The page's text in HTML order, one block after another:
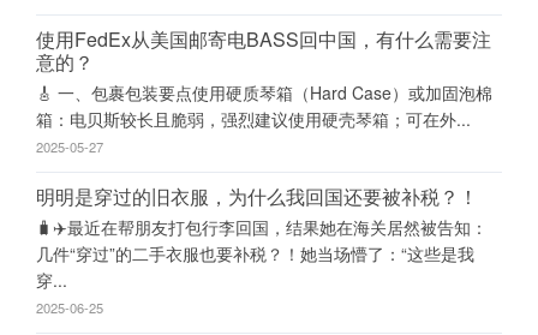
使用FedEx从美国邮寄电BASS回中国，有什么需要注
意的？
🎸 一、包裹包装要点使用硬质琴箱（Hard Case）或加固泡棉
箱：电贝斯较长且脆弱，强烈建议使用硬壳琴箱；可在外...
2025-05-27
明明是穿过的旧衣服，为什么我回国还要被补税？！
🧳✈️最近在帮朋友打包行李回国，结果她在海关居然被告知：
几件“穿过”的二手衣服也要补税？！她当场懵了：“这些是我
穿...
2025-06-25